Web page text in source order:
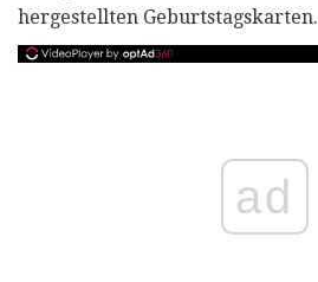
hergestellten Geburtstagskarten.
ad